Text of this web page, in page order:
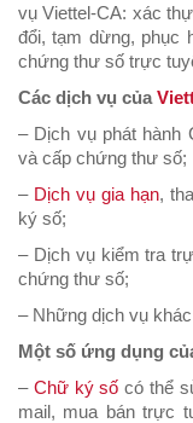
vụ Viettel-CA: xác
đổi, tạm dừng, phục
chứng thư số trực
Các dịch vụ của
– Dịch vụ phát hành
và cấp chứng thư số;
– Dịch vụ gia hạn,
ký số;
– Dịch vụ kiểm tra
chứng thư số;
– Những dịch vụ
Một số ứng dụng
– Chữ ký số có thể
mail, mua bán trực